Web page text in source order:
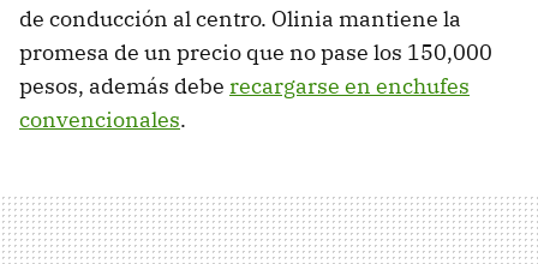
de conducción al centro. Olinia mantiene la
promesa de un precio que no pase los 150,000
pesos, además debe recargarse en enchufes
convencionales.